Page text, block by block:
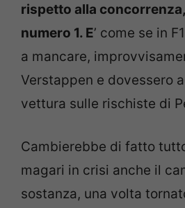
rispetto alla
numero 1. E’ come se in
a mancare,
Verstappen e dovessero
vettura sulle rischiste di
Cambierebbe di fatto
magari in crisi anche il
sostanza, una volta